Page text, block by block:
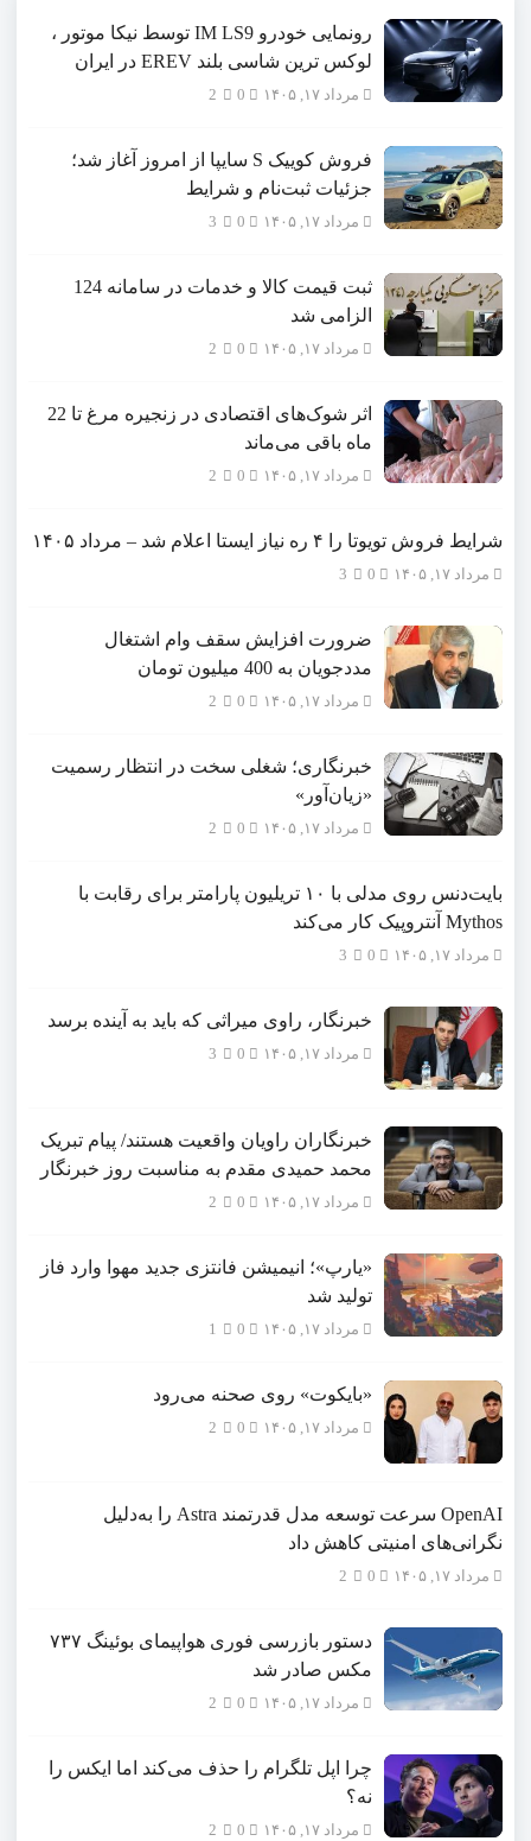
رونمایی خودرو IM LS9 توسط نیکا موتور ،
لوکس ترین شاسی بلند EREV در ایران
مرداد ۱۷, ۱۴۰۵ 2
فروش کوییک S سایپا از امروز آغاز شد؛
جزئیات ثبت‌نام و شرایط
مرداد ۱۷, ۱۴۰۵ 3
ثبت قیمت کالا و خدمات در سامانه 124
الزامی شد
مرداد ۱۷, ۱۴۰۵ 2
اثر شوک‌های اقتصادی در زنجیره مرغ تا 22
ماه باقی می‌ماند
مرداد ۱۷, ۱۴۰۵ 2
شرایط فروش تویوتا را ۴ ره نیاز ایستا اعلام شد – مرداد ۱۴۰۵
مرداد ۱۷, ۱۴۰۵ 3
ضرورت افزایش سقف وام اشتغال
مددجویان به 400 میلیون تومان
مرداد ۱۷, ۱۴۰۵ 2
خبرنگاری؛ شغلی سخت در انتظار رسمیت
«زیان‌آور»
مرداد ۱۷, ۱۴۰۵ 2
بایت‌دنس روی مدلی با ۱۰ تریلیون پارامتر برای رقابت با
Mythos آنتروپیک کار می‌کند
مرداد ۱۷, ۱۴۰۵ 3
خبرنگار، راوی میراثی که باید به آینده برسد
مرداد ۱۷, ۱۴۰۵ 3
خبرنگاران راویان واقعیت هستند/ پیام تبریک
محمد حمیدی مقدم به مناسبت روز خبرنگار
مرداد ۱۷, ۱۴۰۵ 2
«یارپ»؛ انیمیشن فانتزی جدید مهوا وارد فاز
تولید شد
مرداد ۱۷, ۱۴۰۵ 1
«بایکوت» روی صحنه می‌رود
مرداد ۱۷, ۱۴۰۵ 2
OpenAI سرعت توسعه مدل قدرتمند Astra را به‌دلیل
نگرانی‌های امنیتی کاهش داد
مرداد ۱۷, ۱۴۰۵ 2
دستور بازرسی فوری هواپیمای بوئینگ ۷۳۷
مکس صادر شد
مرداد ۱۷, ۱۴۰۵ 2
چرا اپل تلگرام را حذف می‌کند اما ایکس را
نه؟
مرداد ۱۷, ۱۴۰۵ 2